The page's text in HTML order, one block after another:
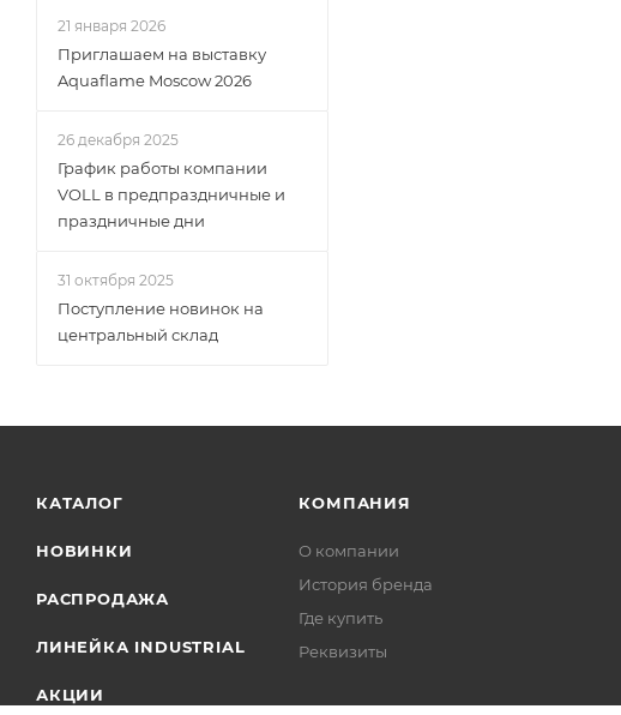
21 января 2026
Приглашаем на выставку
Aquaflame Moscow 2026
26 декабря 2025
График работы компании
VOLL в предпраздничные и
праздничные дни
31 октября 2025
Поступление новинок на
центральный склад
КАТАЛОГ
НОВИНКИ
РАСПРОДАЖА
ЛИНЕЙКА INDUSTRIAL
АКЦИИ
КОМПАНИЯ
О компании
История бренда
Где купить
Реквизиты